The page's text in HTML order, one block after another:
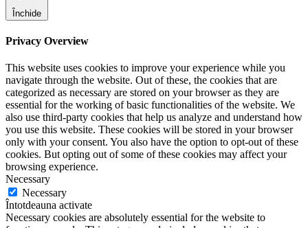
Închide
Privacy Overview
This website uses cookies to improve your experience while you
navigate through the website. Out of these, the cookies that are
categorized as necessary are stored on your browser as they are
essential for the working of basic functionalities of the website. We
also use third-party cookies that help us analyze and understand how
you use this website. These cookies will be stored in your browser
only with your consent. You also have the option to opt-out of these
cookies. But opting out of some of these cookies may affect your
browsing experience.
Necessary
Necessary
Întotdeauna activate
Necessary cookies are absolutely essential for the website to